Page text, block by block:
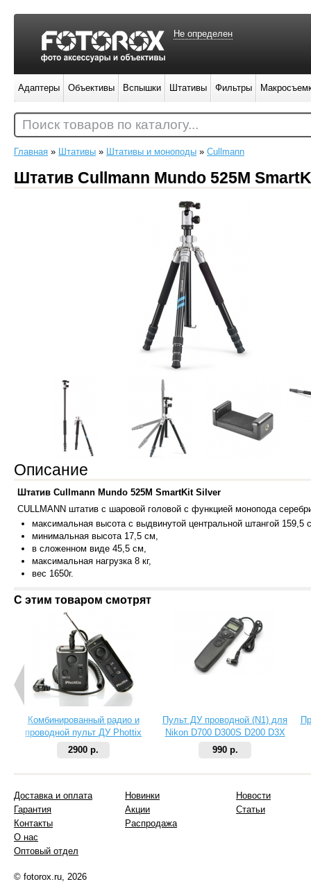
Главная » Штативы » Штативы и моноподы » Cullmann
Штатив Cullmann Mundo 525M
Описание
Штатив Cullmann Mundo 525M SmartKit Silver
CULLMANN штатив с шаровой головой c функцией монопода
максимальная высота с выдвинутой центральной штангой 159,5
минимальная высота 17,5 см,
в сложенном виде 45,5 см,
максимальная нагрузка 8 кг,
вес 1650г.
С этим товаром смотрят
Комбинированный радио и
проводной пульт ДУ Phottix
Cleon II N8 для Nikon
2900 р.
Пульт ДУ проводной (N1) для
Nikon D700 D300S D200 D3X
D2X
990 р.
Не определен
Адаптеры Объективы Вспышки Штативы Фильтры
Поиск товаров по каталогу...
Доставка и оплата
Гарантия
Контакты
О нас
Оптовый отдел
Новинки
Акции
Распродажа
Новости
Статьи
© fotorox.ru, 2026